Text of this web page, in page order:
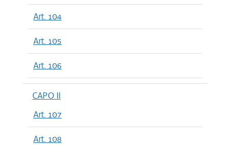
Art. 104
Art. 105
Art. 106
CAPO II
Art. 107
Art. 108